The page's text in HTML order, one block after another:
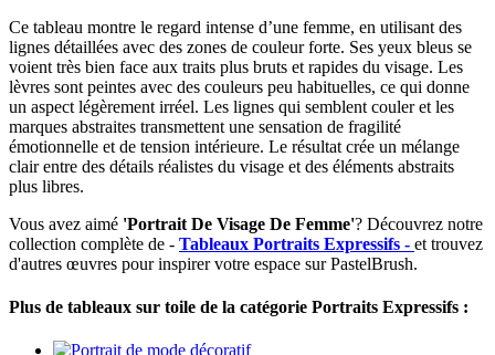
Ce tableau montre le regard intense d’une femme, en utilisant des
lignes détaillées avec des zones de couleur forte. Ses yeux bleus se
voient très bien face aux traits plus bruts et rapides du visage. Les
lèvres sont peintes avec des couleurs peu habituelles, ce qui donne
un aspect légèrement irréel. Les lignes qui semblent couler et les
marques abstraites transmettent une sensation de fragilité
émotionnelle et de tension intérieure. Le résultat crée un mélange
clair entre des détails réalistes du visage et des éléments abstraits
plus libres.
Vous avez aimé 'Portrait De Visage De Femme'? Découvrez notre
collection complète de - Tableaux Portraits Expressifs - et trouvez
d'autres œuvres pour inspirer votre espace sur PastelBrush.
Plus de tableaux sur toile de la catégorie Portraits Expressifs :